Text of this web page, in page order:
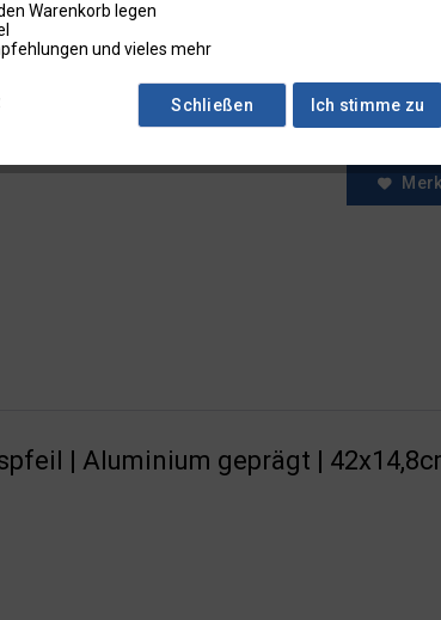
Menge:
| Aluminium geprägt |
Warenkorb legen
und vieles mehr
Ich stimme zu
Schließen